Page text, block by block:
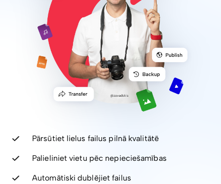
Pārsūtiet lielus failus pilnā kvalitātē
Palieliniet vietu pēc nepieciešamības
Automātiski dublējiet failus